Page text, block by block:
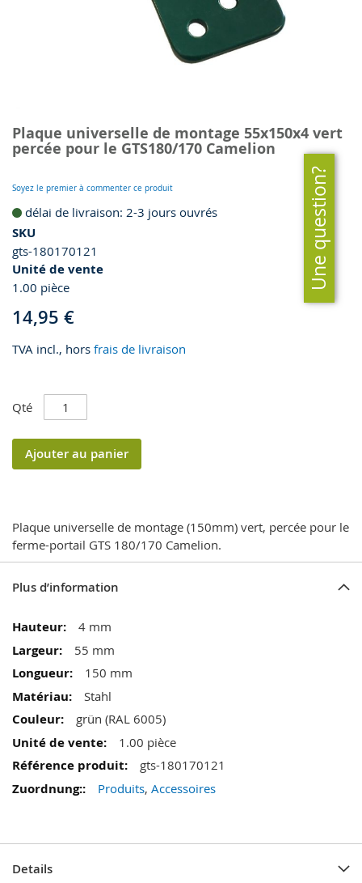
to
the
of
the
gallery
Plaque universelle de montage 55x150x4 vert
percée pour le GTS180/170 Camelion
Soyez le premier à commenter ce produit
délai de livraison: 2-3 jours ouvrés
SKU
gts-180170121
Unité de vente
1.00 pièce
14,95 €
TVA incl., hors frais de livraison
Qté
Ajouter au panier
Plaque universelle de montage (150mm) vert, percée pour le
ferme-portail GTS 180/170 Camelion.
Plus d’information
Plus
d’information
4 mm
55 mm
150 mm
Stahl
grün (RAL 6005)
1.00 pièce
gts-180170121
Produits, Accessoires
Details
Une question?